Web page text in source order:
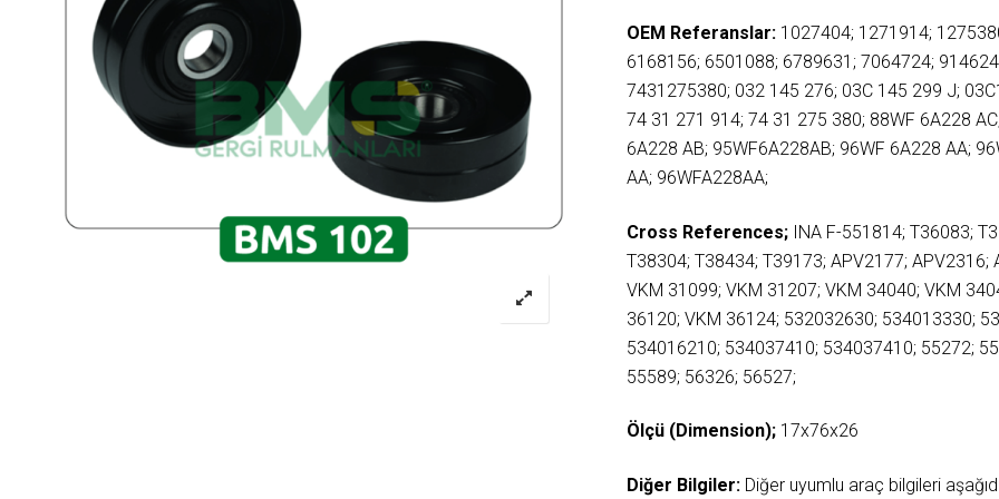
OEM Referanslar: 1027404; 1271914;
6168156; 6501088; 6789631; 7064724;
7431275380; 032 145 276; 03C 145 299 J;
74 31 271 914; 74 31 275 380; 88WF 6A228
6A228 AB; 95WF6A228AB; 96WF 6A228 AA;
AA; 96WFA228AA;
Cross References; INA F-551814; T36083;
T38304; T38434; T39173; APV2177; APV2316;
VKM 31099; VKM 31207; VKM 34040; VKM
36120; VKM 36124; 532032630; 534013330;
534016210; 534037410; 534037410; 55272;
55589; 56326; 56527;
Ölçü (Dimension); 17x76x26
Diğer Bilgiler: Diğer uyumlu araç bilgileri